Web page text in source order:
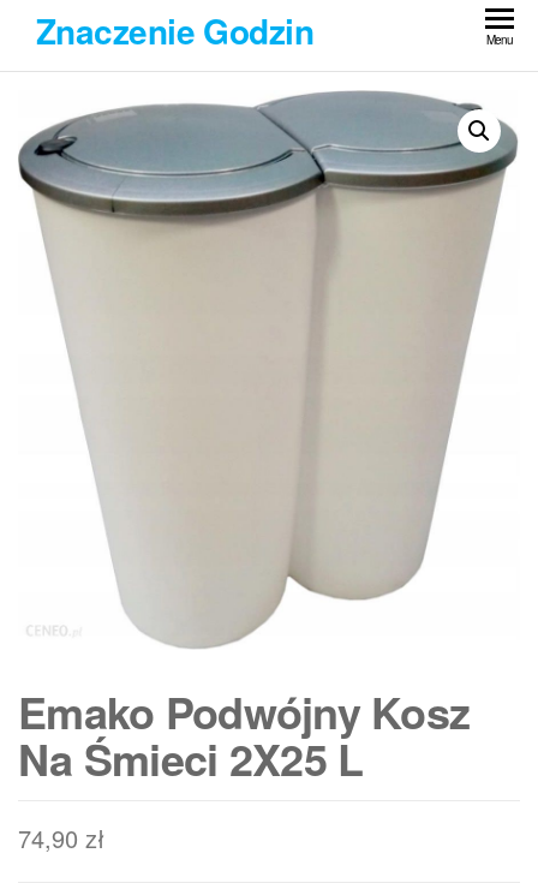
Przejdź
treści
Znaczenie Godzin Menu
Emako Podwójny Kosz
Na Śmieci 2X25 L
74,90 zł